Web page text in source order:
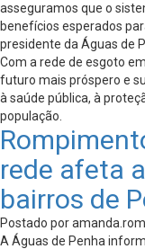
asseguramos que o
benefícios esperados
presidente da Águas de
Com a rede de esgoto
futuro mais próspero e
à saúde pública, à
população.
rede afeta
bairros de
Postado por
A Águas de Penha